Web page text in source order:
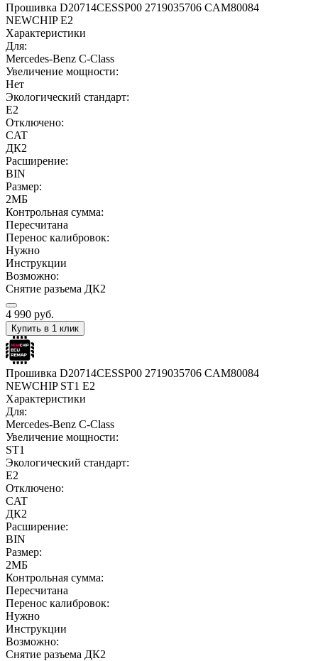
Прошивка D20714CESSP00 2719035706 CAM80084
NEWCHIP E2
Характеристики
Для:
Mercedes-Benz C-Class
Увеличение мощности:
Нет
Экологический стандарт:
E2
Отключено:
CAT
ДК2
Расширение:
BIN
Размер:
2МБ
Контрольная сумма:
Пересчитана
Перенос калибровок:
Нужно
Инструкции
Возможно:
Снятие разъема ДК2
4 990 руб.
Купить в 1 клик
Прошивка D20714CESSP00 2719035706 CAM80084
NEWCHIP ST1 E2
Характеристики
Для:
Mercedes-Benz C-Class
Увеличение мощности:
ST1
Экологический стандарт:
E2
Отключено:
CAT
ДК2
Расширение:
BIN
Размер:
2МБ
Контрольная сумма:
Пересчитана
Перенос калибровок:
Нужно
Инструкции
Возможно:
Снятие разъема ДК2